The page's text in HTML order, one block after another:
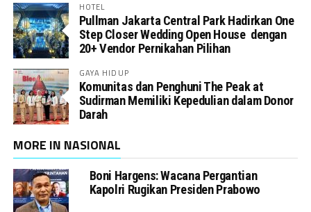
HOTEL
Pullman Jakarta Central Park Hadirkan One
Step Closer Wedding Open House dengan
20+ Vendor Pernikahan Pilihan
GAYA HIDUP
Komunitas dan Penghuni The Peak at
Sudirman Memiliki Kepedulian dalam Donor
Darah
MORE IN NASIONAL
Boni Hargens: Wacana Pergantian
Kapolri Rugikan Presiden Prabowo